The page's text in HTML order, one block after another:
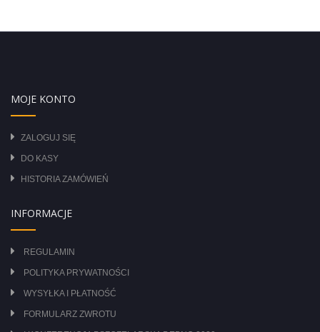
MOJE KONTO
ZALOGUJ SIĘ
DO KASY
HISTORIA ZAMÓWIEŃ
INFORMACJE
REGULAMIN
POLITYKA PRYWATNOŚCI
WYSYŁKA I PŁATNOŚĆ
FORMULARZ ZWROTU